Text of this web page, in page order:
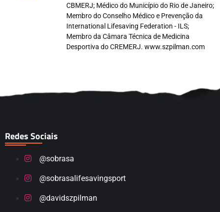
CBMERJ; Médico do Município do Rio de Janeiro;
Membro do Conselho Médico e Prevenção da
International Lifesaving Federation - ILS;
Membro da Câmara Técnica de Medicina
Desportiva do CREMERJ. www.szpilman.com
Redes Sociais
@sobrasa
@sobrasalifesavingsport
@davidszpilman